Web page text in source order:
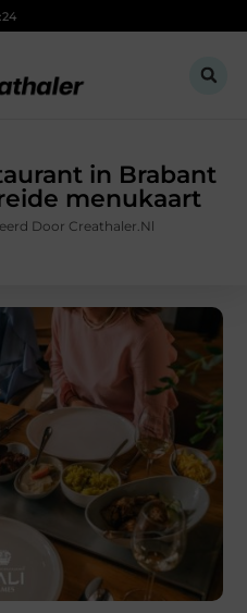
in Brabant
menukaart
Door Creathaler.nl